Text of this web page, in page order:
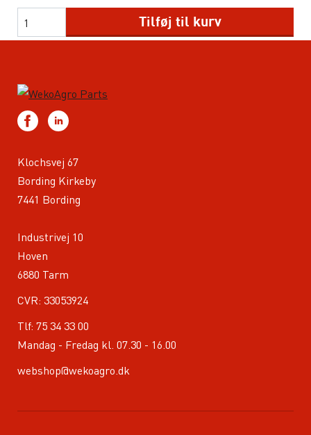
Tilføj til kurv
Klochsvej 67
Bording Kirkeby
7441 Bording
Industrivej 10
Hoven
6880 Tarm
CVR: 33053924
Tlf: 75 34 33 00
Mandag - Fredag kl. 07.30 - 16.00
webshop@wekoagro.dk